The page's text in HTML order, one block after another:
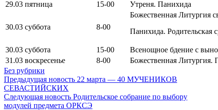
29.03 пятница
15-00 Утреня. Панихида
30.03 суббота 8-00
Божественная Литургия
Панихида. Родительская
30.03 суббота 15-00
Всенощное бдение с
31.03 воскресенье
8-00
Божественная Литургия.
Без рубрики
Предыдущая новость 22 марта — 40 МУЧЕНИКОВ
СЕВАСТИЙСКИХ
Следующая новость Родительское собрание по выбору
модулей предмета ОРКСЭ